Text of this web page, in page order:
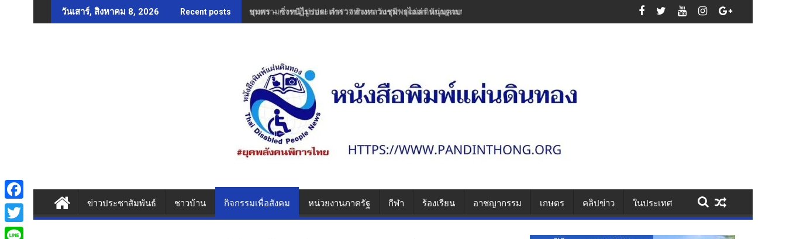
to
วันเสาร์, สิงหาคม 8, 2026 Recent posts ชุมพร – ซิ่งหนีไม่รอด! ตำรวจทางหลวงชุมพรไล่ล่า หนุ่มควบเวฟแต่งซิ่งพุ่งชนเสาไฟ รวบคาเพชรเกษม ยึดไอซ์ 1.1 กก. ยาบ้า 61 เม็ด สารภาพรับจ้างส่งย
ข่าวประชาสัมพันธ์ ชาวบ้าน กิจกรรมเพื่อสังคม หน่วยงานภาครัฐ กีฬา ร้องเรียน อาชญากรรม เกษตร คลิปข่าว ในประเทศ
F
a
T